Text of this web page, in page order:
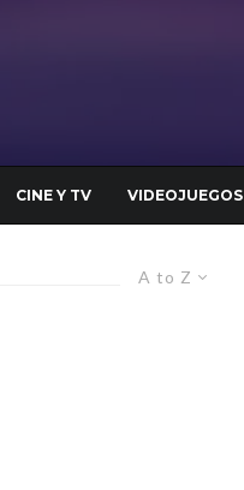
CINE Y TV VIDEOJUEGOS
A to Z